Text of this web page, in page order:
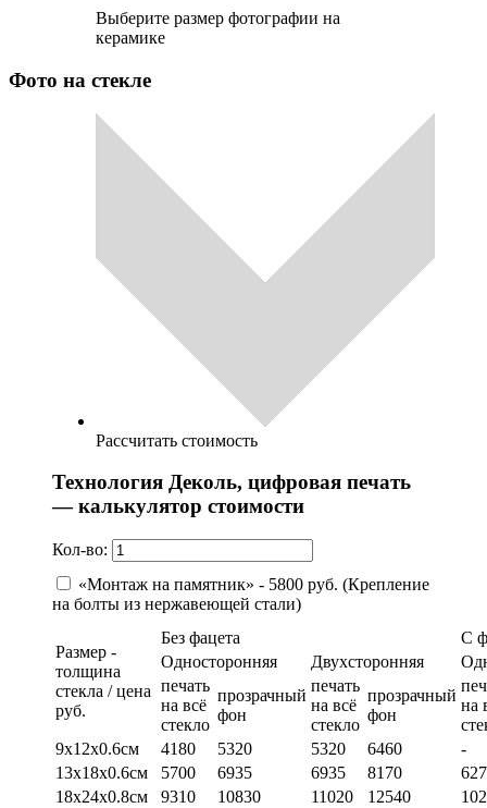
Выберите размер фотографии на
керамике
Фото на стекле
Рассчитать стоимость
Технология Деколь, цифровая печать
— калькулятор стоимости
Кол-во:
«Монтаж на памятник» - 5800 руб. (Крепление
на болты из нержавеющей стали)
Размер -
толщина
стекла / цена
руб.
Без фацета
С
Односторонняя
Двухсторонняя
печать
на всё
стекло
прозрачный
фон
печать
на всё
стекло
прозрачный
фон
на
9х12х0.6см
4180 5320 5320 6460
-
13х18х0.6см
5700 6935 6935 8170
18х24х0.8см
9310 10830 11020 12540